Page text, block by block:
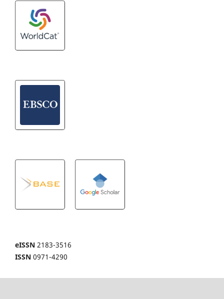
eISSN 2183-3516
ISSN 0971-4290